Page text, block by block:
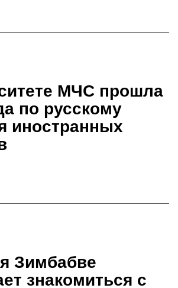
МЧС прошла
по русскому
иностранных
Зимбабве
знакомиться с